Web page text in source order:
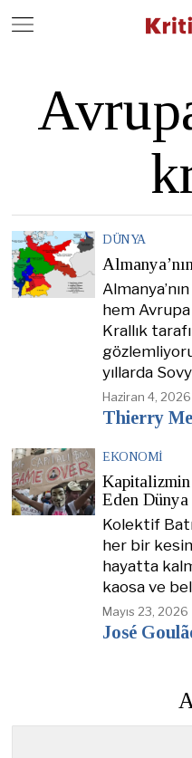
DÜNYA
hem
Krallık
yıllarda
Haziran 4, 2026
Thierry
EKONOMI
Kapitalizmin
Eden Dünya
Kolektif
her bir
hayatta
kaosa ve
Mayıs 23, 2026
José